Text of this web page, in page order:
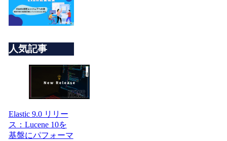
人気記事
Elastic 9.0 リリー
ス：Lucene 10を
基盤にパフォーマ